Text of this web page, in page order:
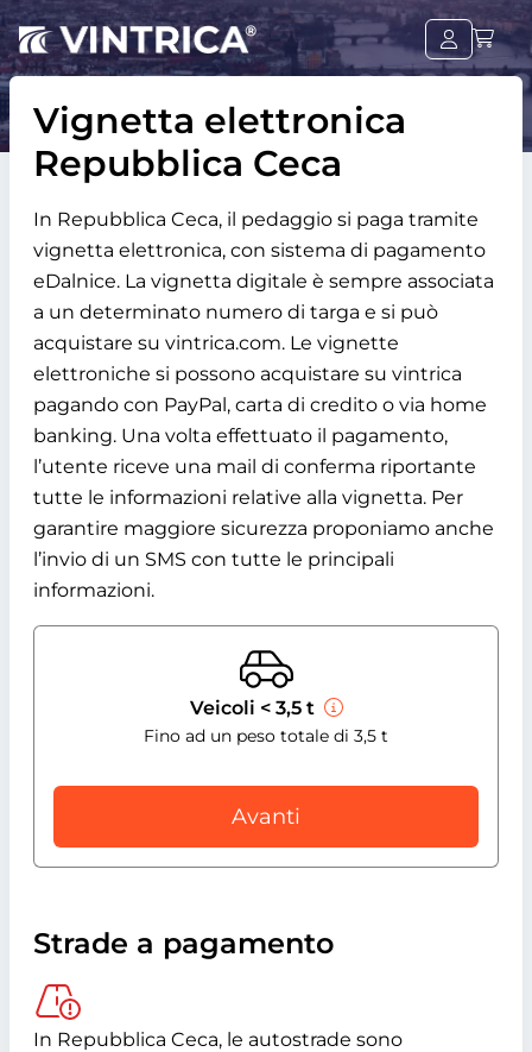
Vignetta elettronica
Repubblica Ceca
In Repubblica Ceca, il pedaggio si paga tramite
vignetta elettronica, con sistema di pagamento
eDalnice. La vignetta digitale è sempre associata
a un determinato numero di targa e si può
acquistare su vintrica.com. Le vignette
elettroniche si possono acquistare su vintrica
pagando con PayPal, carta di credito o via home
banking. Una volta effettuato il pagamento,
l’utente riceve una mail di conferma riportante
tutte le informazioni relative alla vignetta. Per
garantire maggiore sicurezza proponiamo anche
l’invio di un SMS con tutte le principali
informazioni.
Veicoli < 3,5 t
Fino ad un peso totale di 3,5 t
Avanti
Strade a pagamento
In Repubblica Ceca, le autostrade sono